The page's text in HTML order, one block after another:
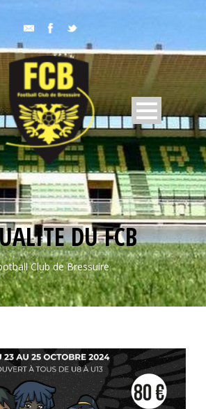
DU FCB
Club de Bressuire